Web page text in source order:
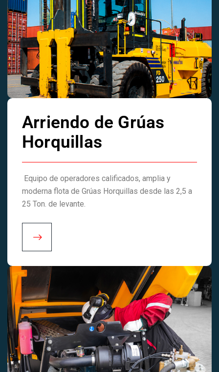
Arriendo de Grúas
Horquillas
Equipo de operadores calificados, amplia y
moderna flota de Grúas Horquillas desde las 2,5 a
25 Ton. de levante.